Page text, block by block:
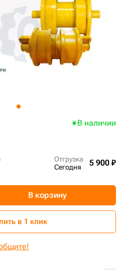
В наличии
Отгрузка
Сегодня
5 900 ₽
В корзину
в 1 клик